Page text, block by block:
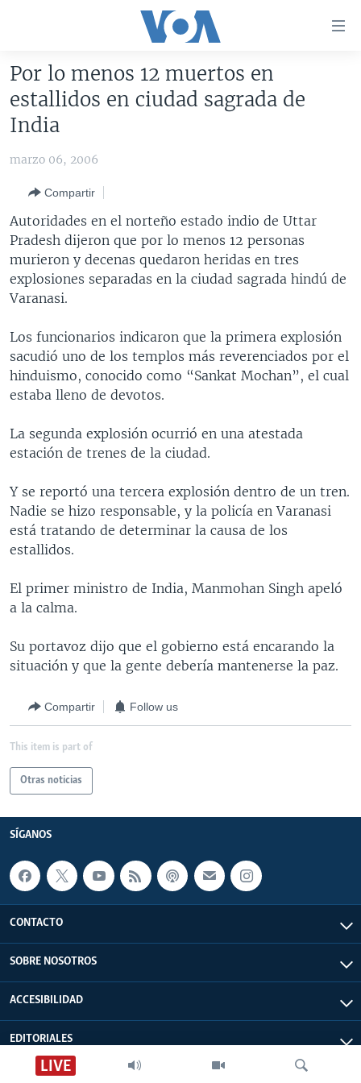
accesibilidad
contenido
Salte
principal
Salte
búsqueda
AMÉRICA DEL NORTE
EEUU
ELECCIONES EEUU 2024
VOA VERIFICA INMIGRACIÓN
VOA VERIFICA AMÉRICA LATINA
ARGENTINA
BOLIVIA
COLOMBIA
CHILE
ECUADOR
VENEZUELA
BRASIL
CHINA EN AMÉRICA LATINA
CENTROAMÉRICA
COSTA RICA
EL SALVADOR
HONDURAS
NICARAGUA
OTRAS SECCIONES
INMIGRACIÓN
MUNDO
ECONOMÍA
ENTRETENIMIENTO Y CULTURA
TECNOLOGÍA
DEPORTES
CIENCIA Y SALUD
ESPECIALES DE LA VOA
UCRANIA
MULTIMEDIA
VIDEOS
FOTOGRAFÍA
AUDIOS
PROGRAMAS TV
EL MUNDO AL DÍA
FORO INTERAMERICANO
VISIÓN 360
LAS CLAVES
PANORAMA
RADIO
AVANCE INFORMATIVO
AUDIONOTICIAS
BUENOS DÍAS AMÉRICA
ESTADOS UNIDOS AL DÍA
FORO [RADIO]
NOTA ECONÓMICA
DIRECT
DOCUMENTALES DE LA VOA
Learning English
Idiomas
LIVE
Por lo menos 12 muertos en
estallidos en ciudad sagrada de
India
marzo 06, 2006
Compartir
Autoridades en el norteño estado indio de Uttar
Pradesh dijeron que por lo menos 12 personas
murieron y decenas quedaron heridas en tres
explosiones separadas en la ciudad sagrada hindú de
Varanasi.
Los funcionarios indicaron que la primera explosión
sacudió uno de los templos más reverenciados por el
hinduismo, conocido como “Sankat Mochan”, el cual
estaba lleno de devotos.
La segunda explosión ocurrió en una atestada
estación de trenes de la ciudad.
Y se reportó una tercera explosión dentro de un tren.
Nadie se hizo responsable, y la policía en Varanasi
está tratando de determinar la causa de los
estallidos.
El primer ministro de India, Manmohan Singh apeló
a la calma.
Su portavoz dijo que el gobierno está encarando la
situación y que la gente debería mantenerse la paz.
Compartir Follow us
This item is part of
Otras noticias
SÍGANOS
CONTACTO
SOBRE NOSOTROS
ACCESIBILIDAD
EDITORIALES